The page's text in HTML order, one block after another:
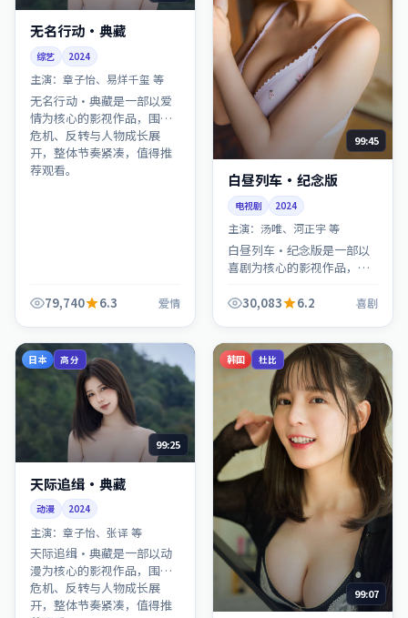
无名行动·典藏
综艺 2024
主演： 章子怡、易烊千玺 等
无名行动·典藏是一部以爱
情为核心的影视作品，围绕
危机、反转与人物成长展
开，整体节奏紧凑，值得推
荐观看。
79,740 6.3 爱情
99:45
白昼列车·纪念版
电视剧 2024
主演：汤唯、河正宇 等
白昼列车·纪念版是一部以
喜剧为核心的影视作品，围
开，整体节奏紧凑，值得推
30,083 6.2 喜剧
日本 高分
99:25
天际追缉·典藏
动漫 2024
主演： 章子怡、张译 等
天际追缉·典藏是一部以动
漫为核心的影视作品，围绕
危机、反转与人物成长展
开，整体节奏紧凑，值得推
韩国 杜比
99:07